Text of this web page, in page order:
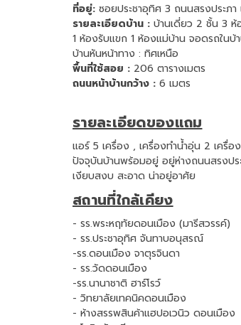
ที่อยู่: ซอยประชาอุทิศ 3 ถนนสรงประภ
รายละเอียดบ้าน : บ้านเดี่ยว 2 ชั้น 3
1 ห้องรับแขก 1 ห้องแม่บ้าน จอดรถในบ้
บ้านหันหน้าทาง : ทิศเหนือ
พื้นที่ใช้สอย : 206 ตารางเมตร
ถนนหน้าบ้านกว้าง : 6 เมตร
รายละเอียดของแถม
แอร์ 5 เครื่อง , เครื่องทำน้ำอุ่น 2 เครื่
ปัจจุบันบ้านพร้อมอยู่ อยู่ห่างถนนสรงปร
เงียบสงบ สะอาด น่าอยู่อาศัย
สถานที่ใกล้เคียง
- รร.พระหฤทัยดอนเมือง (มารีสวรรค์)
- รร.ประชาอุทิศ จันทาบอนุสรณ์
-รร.ดอนเมือง จาตุรจินดา
- รร.วัดดอนเมือง
-รร.นานาชาติ ฮาร์โรว์
- วิทยาลัยเทคนิคดอนเมือง
- ห้างสรรพสินค้าแฮปอเวนิว ดอนเมือง